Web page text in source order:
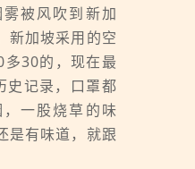
被风吹到新加
新加坡采用的空
30的，现在最
史记录，口罩都
一股烧草的味
是有味道，就跟